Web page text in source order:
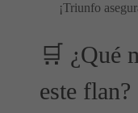
¡Triunfo
🛒 ¿Qué
este flan?